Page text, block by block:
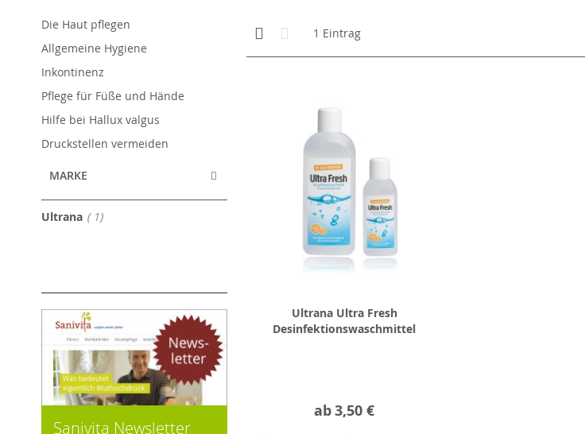
Anzeigen
als
Kachelansicht
1 Eintrag
Ultrana Ultra Fresh
Desinfektionswaschmittel
ab3,50 €
Die Haut pflegen
Allgemeine Hygiene
Inkontinenz
Pflege für Füße und Hände
Hilfe bei Hallux valgus
Druckstellen vermeiden
MARKE
Ultrana 1Artikel
Sanivita Newsletter